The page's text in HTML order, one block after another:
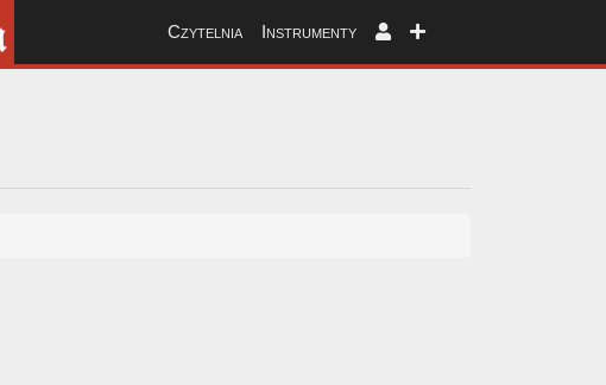
Czytelnia Instrumenty